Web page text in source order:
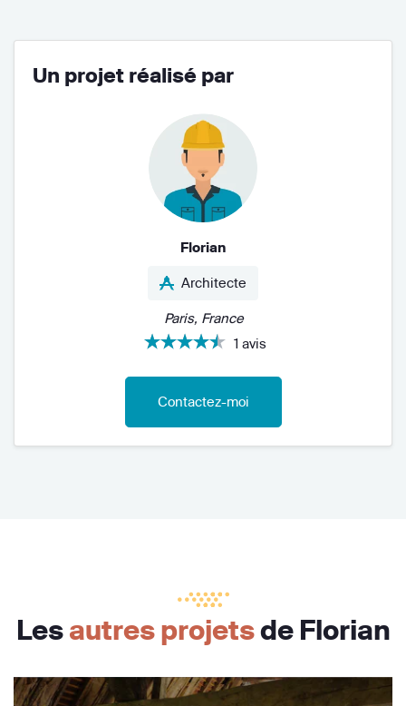
Un projet réalisé par
Florian
Architecte
Paris, France
1 avis
Contactez-moi
Lesautres projetsde Florian